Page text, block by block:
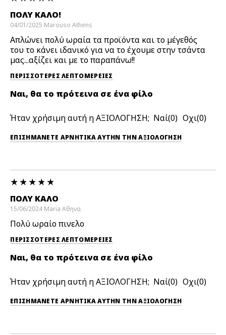
ΠΟΛΎ ΚΑΛΌ!
04/01/2025 Marouso Athens
Απλώνει πολύ ωραία τα προϊόντα και το μέγεθός
του το κάνει ιδανικό για να το έχουμε στην τσάντα
μας...αξίζει και με το παραπάνω!!
ΠΕΡΙΣΣΌΤΕΡΕΣ ΛΕΠΤΟΜΈΡΕΙΕΣ
Ναι, θα το πρότεινα σε ένα φίλο
Ήταν χρήσιμη αυτή η ΑΞΙΟΛΟΓΗΣΗ; 0 0
ΕΠΙΣΗΜΆΝΕΤΕ ΑΡΝΗΤΙΚΆ ΑΥΤΉΝ ΤΗΝ ΑΞΙΟΛΟΓΗΣΗ
ΠΟΛΎ ΚΑΛΌ
15/06/2024 Maria Αθηνα
Πολύ ωραίο πινελο
ΠΕΡΙΣΣΌΤΕΡΕΣ ΛΕΠΤΟΜΈΡΕΙΕΣ
Ναι, θα το πρότεινα σε ένα φίλο
Ήταν χρήσιμη αυτή η ΑΞΙΟΛΟΓΗΣΗ; 0 0
ΕΠΙΣΗΜΆΝΕΤΕ ΑΡΝΗΤΙΚΆ ΑΥΤΉΝ ΤΗΝ ΑΞΙΟΛΟΓΗΣΗ